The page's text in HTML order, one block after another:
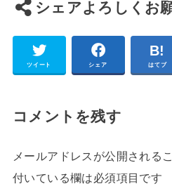
シェアよろしくお
ツイート シェア はてブ
コメントを残す
メールアドレスが公開される
付いている欄は必須項目です